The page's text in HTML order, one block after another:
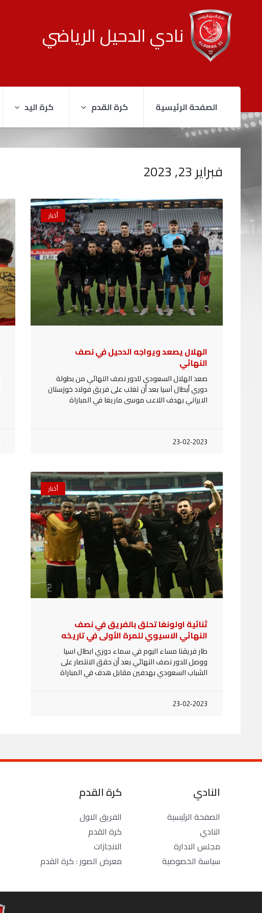
نادي الدحيل الرياضي
الصفحة الرئيسية كرة القدم كرة اليد
فبراير 23, 2023
أخبار
الهلال يصعد ويواجه الدحيل في نصف
النهائي
صعد الهلال السعودي للدور نصف النهائي من بطولة
دوري أبطال آسيا بعد أن تغلب على فريق فولاد خوزستان
الايراني بهدف اللاعب موسى ماريغا في المباراة
23-02-2023
أخبار
ثنائية اولونغا تحلق بالفريق في نصف
النهائي الاسيوي للمرة الأولى في تاريخه
طار فريقنا مساء اليوم في سماء دوري ابطال اسيا
ووصل للدور نصف النهائي بعد أن حقق الانتصار على
الشباب السعودي بهدفين مقابل هدف في المباراة
23-02-2023
النادي
الصفحة الرئيسية
النادي
مجلس الادارة
سياسة الخصوصية
كرة القدم
الفريق الاول
كرة القدم
الانجازات
معرض الصور : كرة القدم